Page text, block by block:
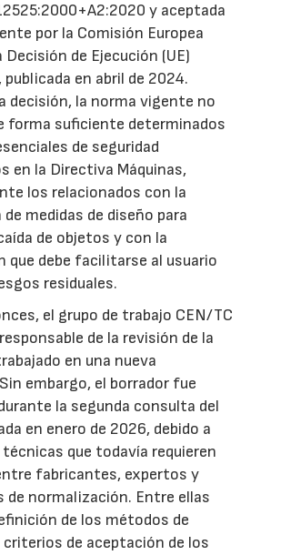
y aceptada
por la Comisión Europea
de Ejecución (UE)
en abril de 2024.
decisión, la norma vigente no
forma suficiente determinados
de seguridad
en la Directiva Máquinas,
los relacionados con la
medidas de diseño para
de objetos y con la
que debe facilitarse al usuario
residuales.
el grupo de trabajo CEN/TC
de la revisión de la
en una nueva
embargo, el borrador fue
la segunda consulta del
en enero de 2026, debido a
que todavía requieren
fabricantes, expertos y
de normalización. Entre ellas
de los métodos de
criterios de aceptación de los